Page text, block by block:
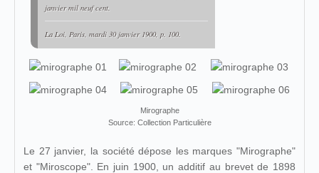
janvier mil neuf cent.
La Loi, Paris, mardi 30 janvier 1900, p. 100.
Mirographe
Source: Collection Particulière
Le 27 janvier, la société dépose les marques "Mirographe"
et "Miroscope". En juin 1900, un additif au brevet de 1898